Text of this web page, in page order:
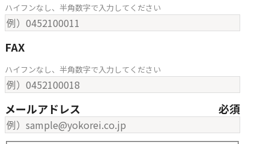
ハイフンなし、半角数字で入力してください
FAX
ハイフンなし、半角数字で入力してください
メールアドレス 必須